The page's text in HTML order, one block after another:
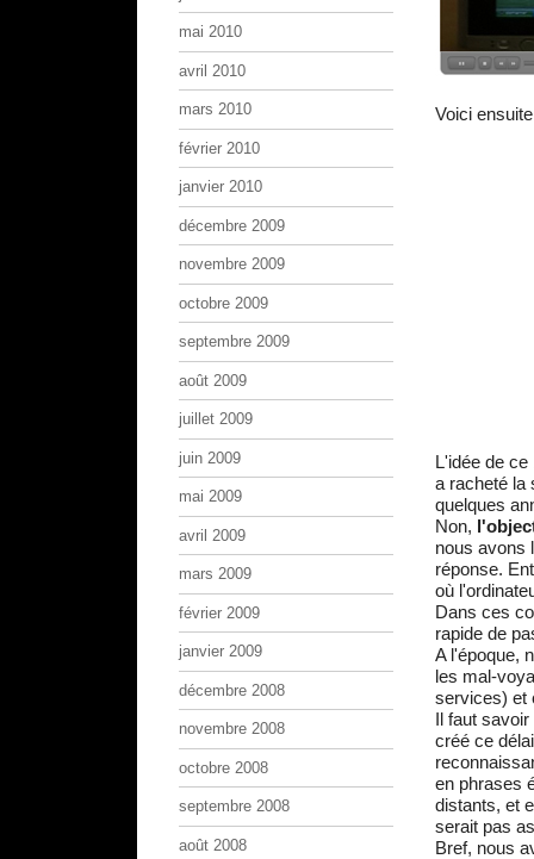
Voici
L'idée de ce
a racheté la
quelques
Non,
nous avons
réponse.
où
Dans ces
rapide de
A l'époque,
les mal-
services) et
Il faut
créé ce
en phrases
distants, et
serait pas
Bref, nous
mai 2010
avril 2010
mars 2010
février 2010
janvier 2010
décembre 2009
novembre 2009
octobre 2009
septembre 2009
août 2009
juillet 2009
juin 2009
mai 2009
avril 2009
mars 2009
février 2009
janvier 2009
décembre 2008
novembre 2008
octobre 2008
septembre 2008
août 2008